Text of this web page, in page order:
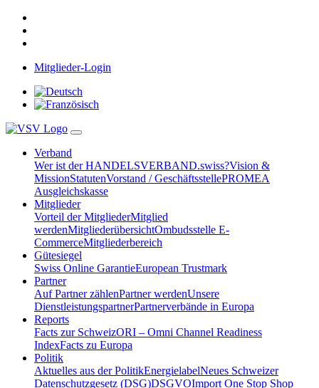
Mitglieder-Login
Verband
Wer ist der HANDELSVERBAND.swiss?Vision &
MissionStatutenVorstand / GeschäftsstellePROMEA
Ausgleichskasse
Mitglieder
Vorteil der MitgliederMitglied
werdenMitgliederübersichtOmbudsstelle E-
CommerceMitgliederbereich
Gütesiegel
Swiss Online GarantieEuropean Trustmark
Partner
Auf Partner zählenPartner werdenUnsere
DienstleistungspartnerPartnerverbände in Europa
Reports
Facts zur SchweizORI – Omni Channel Readiness
IndexFacts zu Europa
Politik
Aktuelles aus der PolitikEnergielabelNeues Schweizer
Datenschutzgesetz (DSG)DSGVOImport One Stop Shop